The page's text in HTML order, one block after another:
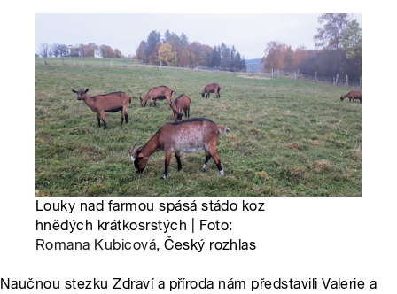
Louky nad farmou spásá stádo koz
hnědých krátkosrstých | Foto:
Romana Kubicová, Český rozhlas
Naučnou stezku Zdraví a příroda nám představili Valerie a